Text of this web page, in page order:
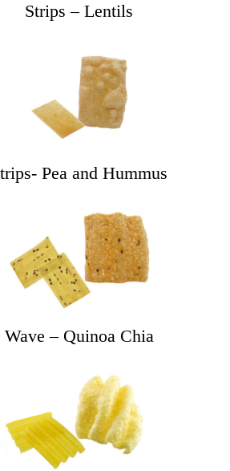
Strips – Lentils
Pea and Hummus
Wave – Quinoa Chia